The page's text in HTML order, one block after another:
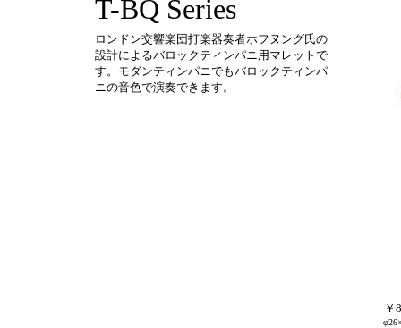
T-BQ Series
ロンドン交響楽団打楽器奏者ホフヌング氏の
設計によるバロックティンパニ用マレットで
す。モダンティンパニでもバロックティンパ
ニの音色で演奏できます。
￥